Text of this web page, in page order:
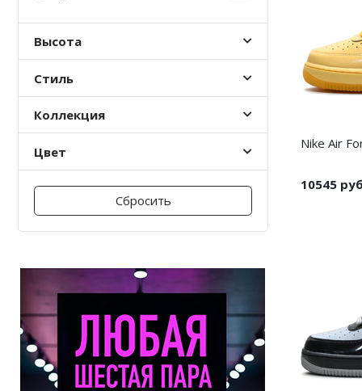
Высота
Стиль
Коллекция
Цвет
Сбросить
Nike Air
10545 руб